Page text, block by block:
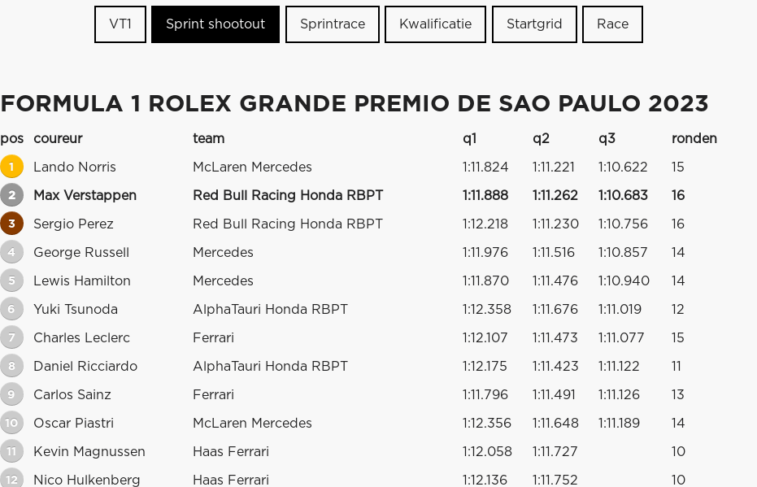
VT1 Sprint shootout Sprintrace Kwalificatie Startgrid Race
FORMULA 1 ROLEX GRANDE PREMIO DE SAO PAULO 2023
pos coureur team q1 q2 q3 ronden
1 Lando Norris McLaren Mercedes 1:11.824 1:11.221 1:10.622 15
2 Max Verstappen Red Bull Racing Honda RBPT 1:11.888 1:11.262 1:10.683 16
3 Sergio Perez Red Bull Racing Honda RBPT 1:12.218 1:11.230 1:10.756 16
4 George Russell Mercedes 1:11.976 1:11.516 1:10.857 14
5 Lewis Hamilton Mercedes 1:11.870 1:11.476 1:10.940 14
6 Yuki Tsunoda AlphaTauri Honda RBPT 1:12.358 1:11.676 1:11.019 12
7 Charles Leclerc Ferrari 1:12.107 1:11.473 1:11.077 15
8 Daniel Ricciardo AlphaTauri Honda RBPT 1:12.175 1:11.423 1:11.122 11
9 Carlos Sainz Ferrari 1:11.796 1:11.491 1:11.126 13
10 Oscar Piastri McLaren Mercedes 1:12.356 1:11.648 1:11.189 14
11 Kevin Magnussen Haas Ferrari 1:12.058 1:11.727 10
12 Nico Hulkenberg Haas Ferrari 1:12.136 1:11.752 10